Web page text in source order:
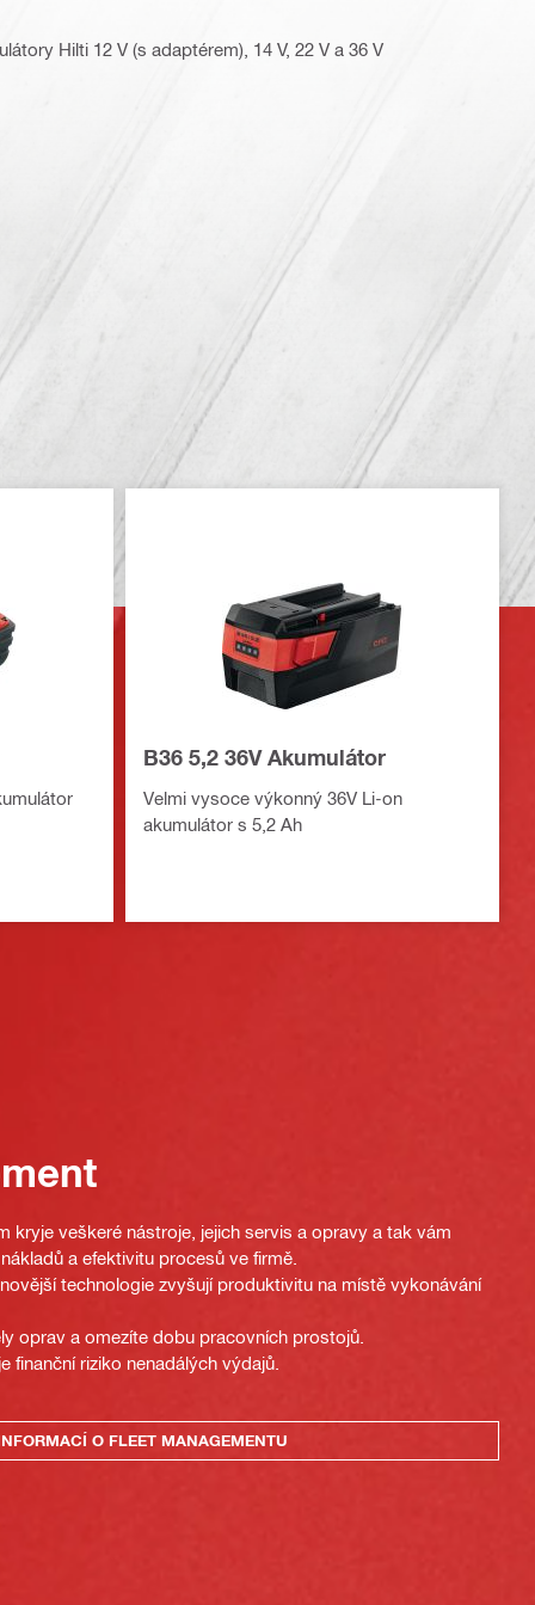
Hilti 12 V (s adaptérem), 14 V, 22 V a 36 V
B36 5,2 36V Akumulátor
Velmi vysoce výkonný 36V Li-on
akumulátor s 5,2 Ah
kryje veškeré nástroje, jejich servis a opravy a tak vám
a efektivitu procesů ve firmě.
technologie zvyšují produktivitu na místě vykonávání
oprav a omezíte dobu pracovních prostojů.
finanční riziko nenadálých výdajů.
O FLEET MANAGEMENTU